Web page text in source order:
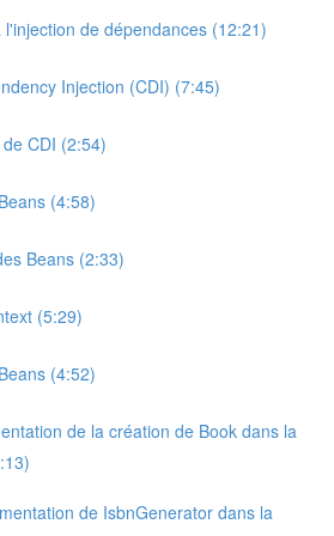
l'injection de dépendances (12:21)
Injection (CDI) (7:45)
CDI (2:54)
(4:58)
Beans (2:33)
(5:29)
(4:52)
de la création de Book dans la
de IsbnGenerator dans la